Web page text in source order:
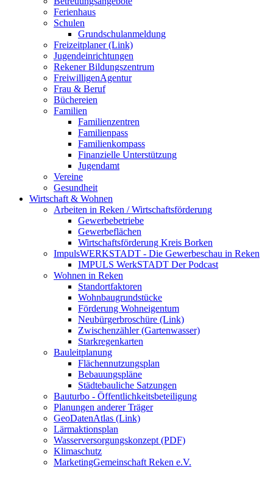
Ferienhaus
Schulen
Grundschulanmeldung
Freizeitplaner (Link)
Jugendeinrichtungen
Rekener Bildungszentrum
FreiwilligenAgentur
Frau & Beruf
Büchereien
Familien
Familienzentren
Familienpass
Familienkompass
Finanzielle Unterstützung
Jugendamt
Vereine
Gesundheit
Wirtschaft & Wohnen
Arbeiten in Reken / Wirtschaftsförderung
Gewerbebetriebe
Gewerbeflächen
Wirtschaftsförderung Kreis Borken
ImpulsWERKSTADT - Die Gewerbeschau in Reken
IMPULS WerkSTADT Der Podcast
Wohnen in Reken
Standortfaktoren
Wohnbaugrundstücke
Förderung Wohneigentum
Neubürgerbroschüre (Link)
Zwischenzähler (Gartenwasser)
Starkregenkarten
Bauleitplanung
Flächennutzungsplan
Bebauungspläne
Städtebauliche Satzungen
Bauturbo - Öffentlichkeitsbeteiligung
Planungen anderer Träger
GeoDatenAtlas (Link)
Lärmaktionsplan
Wasserversorgungskonzept (PDF)
Klimaschutz
MarketingGemeinschaft Reken e.V.